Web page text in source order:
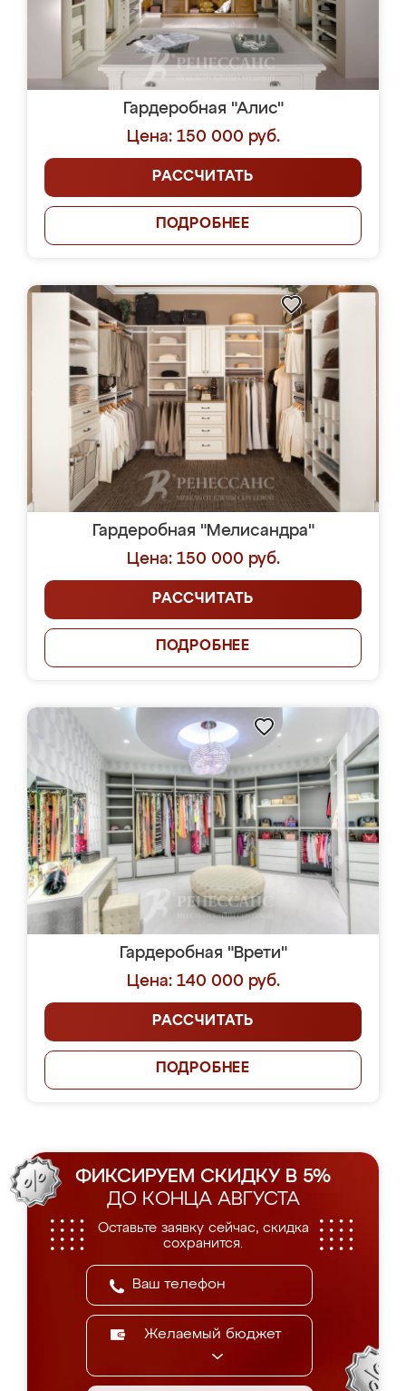
Гардеробная "Алис"
Цена: 150 000 руб.
РАССЧИТАТЬ
ПОДРОБНЕЕ
Гардеробная "Мелисандра"
Цена: 150 000 руб.
РАССЧИТАТЬ
ПОДРОБНЕЕ
Гардеробная "Врети"
Цена: 140 000 руб.
РАССЧИТАТЬ
ПОДРОБНЕЕ
ФИКСИРУЕМ СКИДКУ В 5%
ДО КОНЦА АВГУСТА
Оставьте заявку сейчас, скидка
сохранится.
Желаемый бюджет